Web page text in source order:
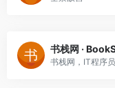
书栈网 ·